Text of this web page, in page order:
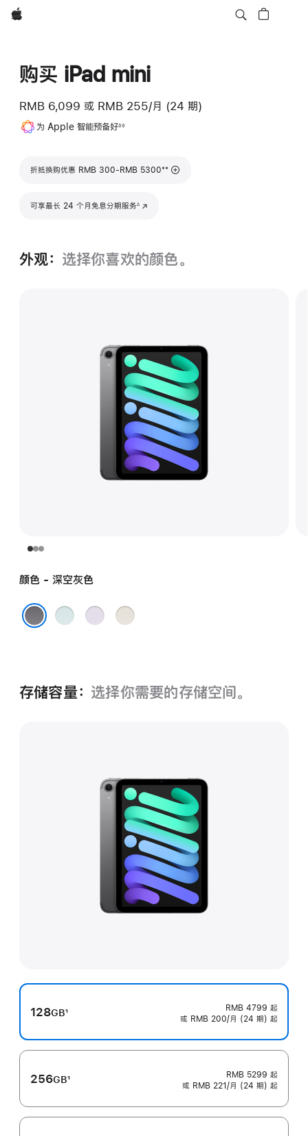
Apple
购买 iPad mini
RMB 6,099 或 RMB 255/月 (24 期)
为 Apple 智能预备好◊◊
折抵换购优惠 RMB 300-RMB 5300脚注
**
可享最长 24 个月免息分期服务∆
(在新窗口中打开)
外观： 选择你喜欢的颜色。
颜色 - 深空灰色
蓝
紫
星
存储容量： 选择你需要的存储空间。
128GB
注
1
RMB 4799 起
或 RMB 200/月 (24 期) 起
256GB
注
1
RMB 5299 起
或 RMB 221/月 (24 期) 起